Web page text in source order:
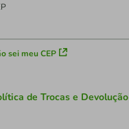
sei meu CEP
de Trocas e Devolução